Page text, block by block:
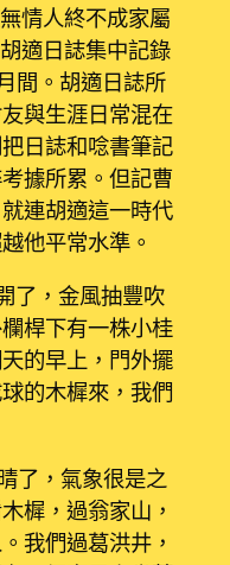
情人終不成家屬
適日誌集中記錄
間。胡適日誌所
與生涯日常混在
日誌和唸書筆記
據所累。但記曹
連胡適這一時代
他平常水準。
了，金風抽豐吹
桿下有一株小桂
的早上，門外擺
的木樨來，我們
了，氣象很是之
樨，過翁家山，
我們過葛洪井，